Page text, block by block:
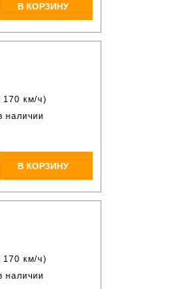
В КОРЗИНУ
170 км/ч)
наличии
В КОРЗИНУ
170 км/ч)
наличии